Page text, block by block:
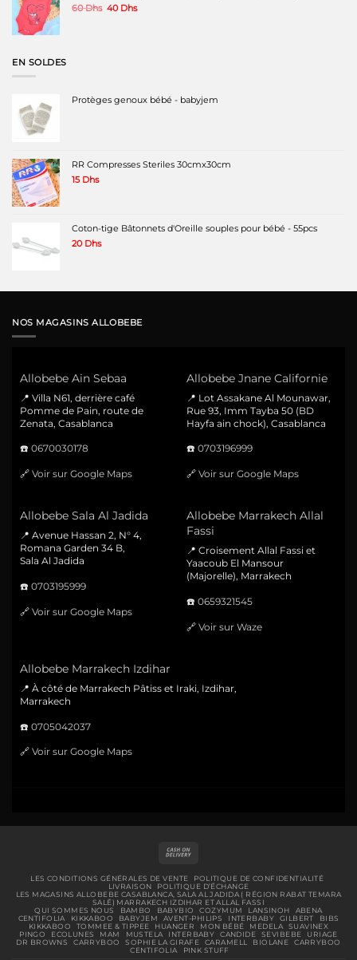
60Dhs Le
40 DhsLe
EN SOLDES
Protèges genoux bébé - babyjem
RR Compresses Steriles 30cmx30cm
15 Dhs
Coton-tige Bâtonnets d'Oreille souples pour bébé - 55pcs
20 Dhs
NOS MAGASINS ALLOBEBE
Allobebe Ain Sebaa
📍 Villa N61, derrière café
Pomme de Pain, route de
Zenata, Casablanca
☎️ 0670030178
🔗 Voir sur Google Maps
Allobebe Jnane Californie
📍 Lot Assakane Al Mounawar,
Rue 93, Imm Tayba 50 (BD
Hayfa ain chock), Casablanca
☎️ 0703196999
🔗 Voir sur Google Maps
Allobebe Sala Al Jadida
📍 Avenue Hassan 2, N° 4,
Romana Garden 34 B,
Sala Al Jadida
☎️ 0703195999
🔗 Voir sur Google Maps
Allobebe Marrakech Allal
Fassi
📍 Croisement Allal Fassi et
Yaacoub El Mansour
(Majorelle), Marrakech
☎️ 0659321545
🔗 Voir sur Waze
Allobebe Marrakech Izdihar
📍 À côté de Marrakech Pâtiss et Iraki, Izdihar,
Marrakech
☎️ 0705042037
🔗 Voir sur Google Maps
Delivery
LES CONDITIONS GÉNÉRALES DE VENTE
POLITIQUE DE CONFIDENTIALITÉ
LIVRAISON
POLITIQUE D’ÉCHANGE
LES MAGASINS ALLOBEBE CASABLANCA, SALA AL JADIDA ( RÉGION RABAT TEMARA
SALÉ) MARRAKECH IZDIHAR ET ALLAL FASSI
QUI SOMMES NOUS
BAMBO BABYBIO COZYMUM LANSINOH
ABENA
CENTIFOLIA
KIKKABOO BABYJEM AVENT-PHILIPS INTERBABY GILBERT
BIBS
KIKKABOO
TOMMEE & TIPPEE HUANGER MON BÉBÉ MEDELA
SUAVINEX
PINGO
ECOLUNES MAM MUSTELA INTERBABY CANDIDE SEVIBEBE
URIAGE
DR BROWNS
CARRYBOO SOPHIE LA GIRAFE CARAMELL BIOLANE
CARRYBOO
CENTIFOLIA
PINK STUFF